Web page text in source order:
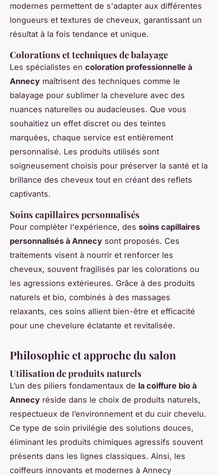
modernes permettent de s'adapter aux différentes
longueurs et textures de cheveux, garantissant un
résultat à la fois tendance et unique.
Colorations et techniques de balayage
Les spécialistes en coloration professionnelle à
Annecy maîtrisent des techniques comme le
balayage pour sublimer la chevelure avec des
nuances naturelles ou audacieuses. Que vous
souhaitiez un effet discret ou des teintes
marquées, chaque service est entièrement
personnalisé. Les produits utilisés sont
soigneusement choisis pour préserver la santé et la
brillance des cheveux tout en créant des reflets
captivants.
Soins capillaires personnalisés
Pour compléter l'expérience, des soins capillaires
personnalisés à Annecy sont proposés. Ces
traitements visent à nourrir et renforcer les
cheveux, souvent fragilisés par les colorations ou
les agressions extérieures. Grâce à des produits
naturels et bio, combinés à des massages
relaxants, ces soins allient bien-être et efficacité
pour une chevelure éclatante et revitalisée.
Philosophie et approche du salon
Utilisation de produits naturels
L’un des piliers fondamentaux de la coiffure bio à
Annecy réside dans le choix de produits naturels,
respectueux de l’environnement et du cuir chevelu.
Ce type de soin privilégie des solutions douces,
éliminant les produits chimiques agressifs souvent
présents dans les lignes classiques. Ainsi, les
coiffeurs innovants et modernes à Annecy